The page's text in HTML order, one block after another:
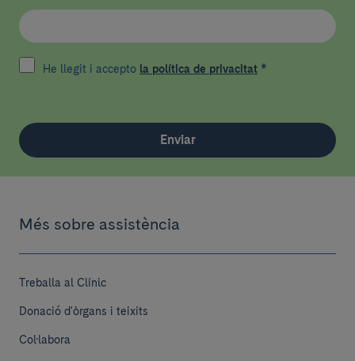
He llegit i accepto la política de privacitat *
Enviar
Més sobre assistència
Treballa al Clínic
Donació d'òrgans i teixits
Col·labora